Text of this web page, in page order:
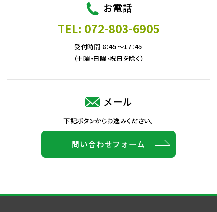
お電話
TEL: 072-803-6905
受付時間 8:45～17:45
（土曜・日曜・祝日を除く）
メール
下記ボタンからお進みください。
問い合わせフォーム